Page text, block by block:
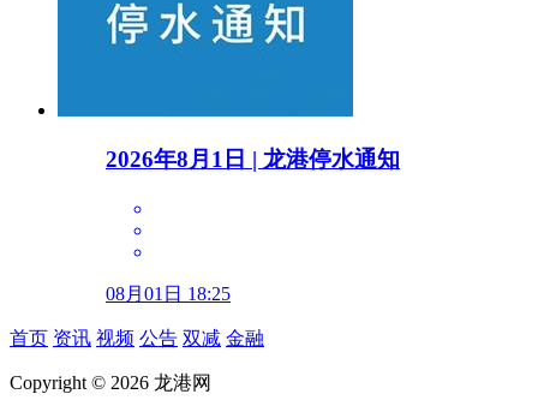
2026年8月1日 | 龙港停水通知
08月01日 18:25
首页 资讯 视频 公告 双减 金融
Copyright © 2026 龙港网